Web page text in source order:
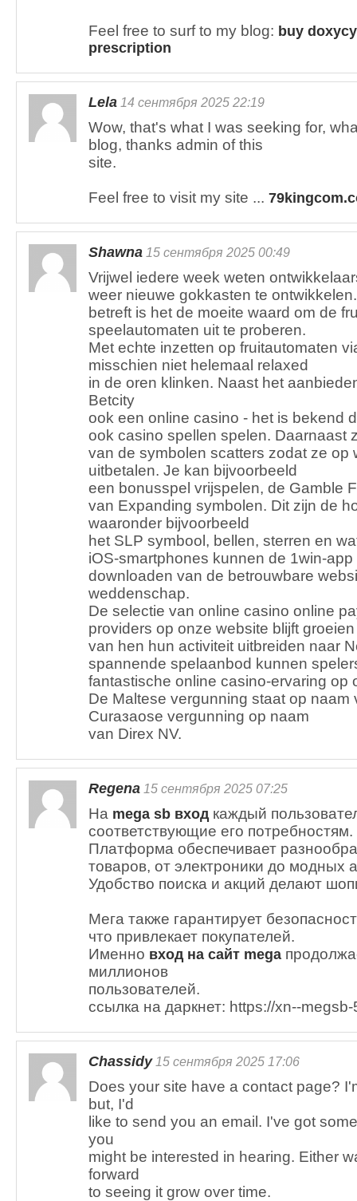
Feel free to surf to my blog: buy
prescription
Lela 14 сентября 2025 22:19
Wow, that's what I was seeking for,
blog, thanks admin of this
site.
Feel free to visit my site ...
Shawna 15 сентября 2025 00:49
Vrijwel iedere week weten
weer nieuwe gokkasten te
betreft is het de moeite waard om de
speelautomaten uit te proberen.
Met echte inzetten op fruitautomaten
misschien niet helemaal relaxed
in de oren klinken. Naast het
Betcity
ook een online casino - het is bekend
ook casino spellen spelen. Daarnaast
van de symbolen scatters zodat ze op
uitbetalen. Je kan bijvoorbeeld
een bonusspel vrijspelen, de Gamble
van Expanding symbolen. Dit zijn de
waaronder bijvoorbeeld
het SLP symbool, bellen, sterren en
iOS-smartphones kunnen de 1win-
downloaden van de betrouwbare
weddenschap.
De selectie van online casino online
providers op onze website blijft
van hen hun activiteit uitbreiden naar
spannende spelaanbod kunnen
fantastische online casino-ervaring op
De Maltese vergunning staat op naam
Curaзaose vergunning op naam
van Direx NV.
Regena 15 сентября 2025 07:25
На mega sb вход каждый
соответствующие его потребностям.
Платформа обеспечивает
товаров, от электроники до модных
Удобство поиска и акций делают
Мега также гарантирует
что привлекает покупателей.
Именно вход на сайт mega
миллионов
пользователей.
ссылка на даркнет: https://xn--
Chassidy15 сентября 2025 17:06
Does your site have a contact page?
but, I'd
like to send you an email. I've got
you
might be interested in hearing. Either
forward
to seeing it grow over time.